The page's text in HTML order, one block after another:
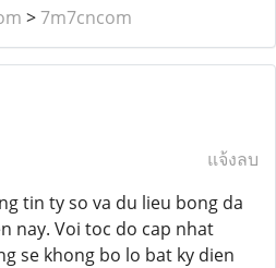
>7m7cncom
แจ้งลบ
tin ty so va du lieu bong da
nay. Voi toc do cap nhat
se khong bo lo bat ky dien